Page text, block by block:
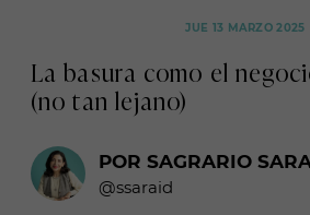
JUE 13 MARZO 2025
La basura como el
(no tan lejano)
POR SAGRARIO
@ssaraid